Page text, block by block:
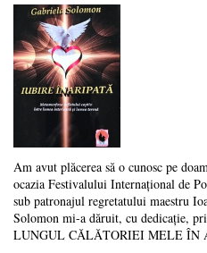
Am avut plăcerea să o cunosc pe
ocazia Festivalului Internațional de
sub patronajul regretatului maestru
Solomon mi-a dăruit, cu dedicație,
LUNGUL CĂLĂTORIEI MELE ÎN